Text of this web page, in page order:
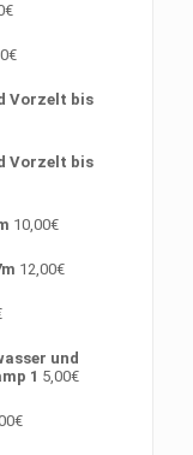
Vorzelt bis
Vorzelt bis
10,00€
12,00€
und
1 5,00€